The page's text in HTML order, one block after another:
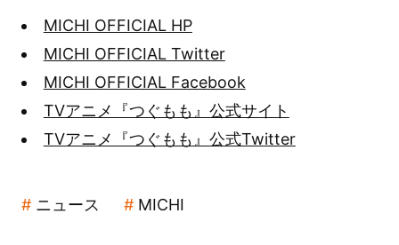
MICHI OFFICIAL HP
MICHI OFFICIAL Twitter
MICHI OFFICIAL Facebook
TVアニメ『つぐもも』公式サイト
TVアニメ『つぐもも』公式Twitter
ニュース MICHI